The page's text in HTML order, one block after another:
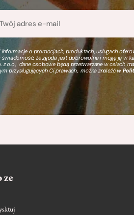
o promocjach, produktach, usługach
świadomość, że zgoda jest dobrowolna i mogę ją w
o.o., dane osobowe będą przetwarzane w celach
przysługujących Ci prawach, można znaleźć w
ze